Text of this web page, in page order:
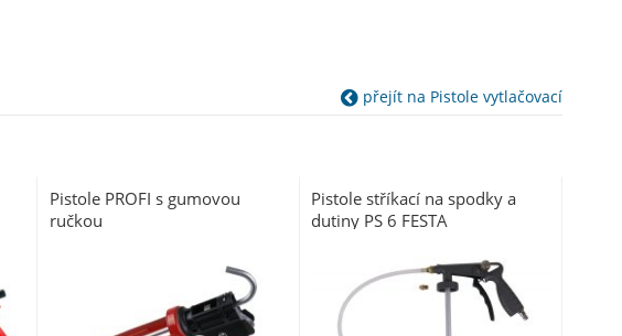
přejít na Pistole vytlačovací
Pistole PROFI s gumovou
ručkou
Pistole stříkací na spodky a
dutiny PS 6 FESTA